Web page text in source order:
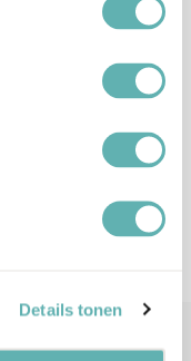
Details tonen
(ongeacht het
meegenomen in het
naar je toe gemaild.